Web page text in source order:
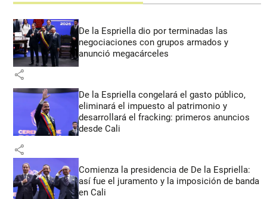
De la Espriella dio por terminadas las
negociaciones con grupos armados y
anunció megacárceles
share
De la Espriella congelará el gasto público,
eliminará el impuesto al patrimonio y
desarrollará el fracking: primeros anuncios
desde Cali
share
Comienza la presidencia de De la Espriella:
así fue el juramento y la imposición de banda
en Cali